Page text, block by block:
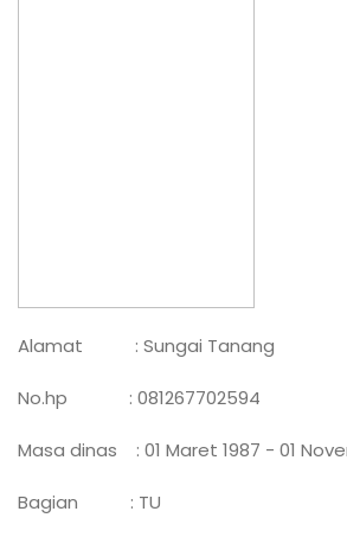
Alamat : Sungai Tanang
No.hp : 081267702594
Masa dinas : 01 Maret 1987 - 01
Bagian : TU